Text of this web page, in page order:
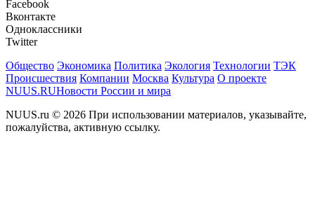
Facebook
Вконтакте
Одноклассники
Twitter
Общество Экономика Политика Экология Технологии ТЭК
Происшествия Компании Москва Культура О проекте
NUUS.RUНовости России и мира
NUUS.ru © 2026 При использовании материалов, указывайте,
пожалуйства, активную ссылку.